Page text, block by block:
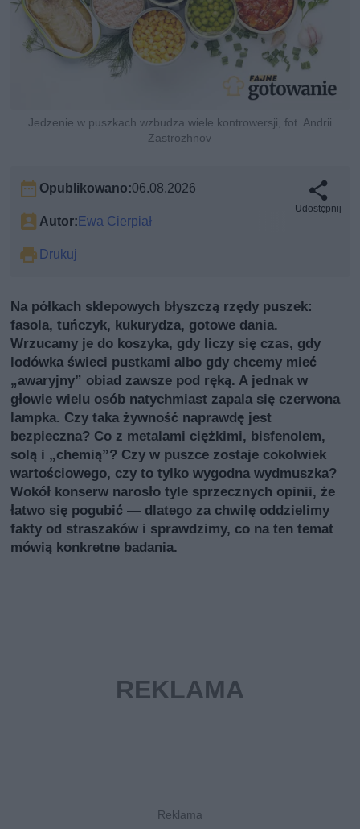
Jedzenie w puszkach wzbudza wiele kontrowersji, fot. Andrii
Zastrozhnov
Opublikowano:06.08.2026
Autor: Ewa Cierpiał
Drukuj
Udostępnij
Na półkach sklepowych błyszczą rzędy puszek:
fasola, tuńczyk, kukurydza, gotowe dania.
Wrzucamy je do koszyka, gdy liczy się czas, gdy
lodówka świeci pustkami albo gdy chcemy mieć
„awaryjny” obiad zawsze pod ręką. A jednak w
głowie wielu osób natychmiast zapala się czerwona
lampka. Czy taka żywność naprawdę jest
bezpieczna? Co z metalami ciężkimi, bisfenolem,
solą i „chemią”? Czy w puszce zostaje cokolwiek
wartościowego, czy to tylko wygodna wydmuszka?
Wokół konserw narosło tyle sprzecznych opinii, że
łatwo się pogubić — dlatego za chwilę oddzielimy
fakty od straszaków i sprawdzimy, co na ten temat
mówią konkretne badania.